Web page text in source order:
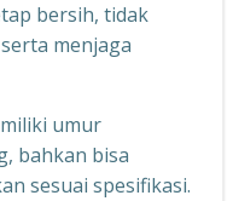
bersih, tidak
menjaga
umur
bahkan bisa
sesuai spesifikasi.